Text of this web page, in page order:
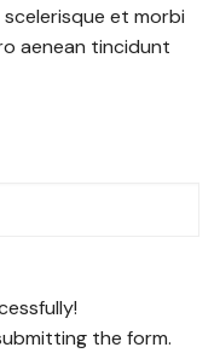
et morbi
aenean tincidunt
the form.